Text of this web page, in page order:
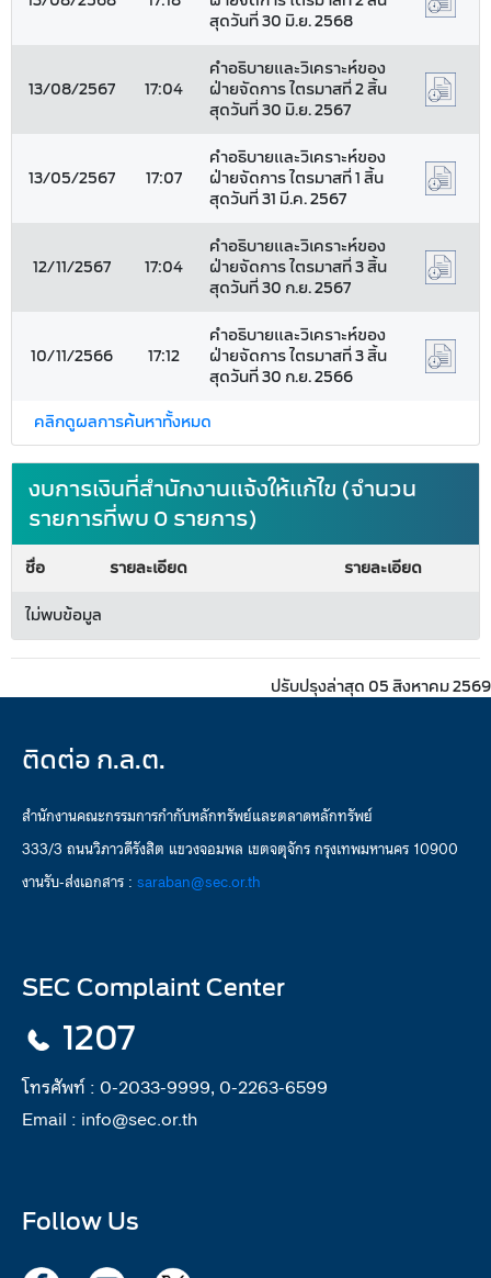
สุดวันที่ 30 มิ.ย. 2568
13/08/2567 17:04
คำอธิบายและวิเคราะห์ของ
ฝ่ายจัดการ ไตรมาสที่ 2 สิ้น
สุดวันที่ 30 มิ.ย. 2567
13/05/2567 17:07
คำอธิบายและวิเคราะห์ของ
ฝ่ายจัดการ ไตรมาสที่ 1 สิ้น
สุดวันที่ 31 มี.ค. 2567
12/11/2567 17:04
คำอธิบายและวิเคราะห์ของ
ฝ่ายจัดการ ไตรมาสที่ 3 สิ้น
สุดวันที่ 30 ก.ย. 2567
10/11/2566 17:12
คำอธิบายและวิเคราะห์ของ
ฝ่ายจัดการ ไตรมาสที่ 3 สิ้น
สุดวันที่ 30 ก.ย. 2566
คลิกดูผลการค้นหาทั้งหมด
งบการเงินที่สำนักงานแจ้งให้แก้ไข (จำนวน
รายการที่พบ 0 รายการ)
ชื่อ รายละเอียด
รายละเอียด
ไม่พบข้อมูล
ปรับปรุงล่าสุด 05 สิงหาคม 2569
ติดต่อ ก.ล.ต.
สำนักงานคณะกรรมการกำกับหลักทรัพย์และตลาดหลักทรัพย์
333/3 ถนนวิภาวดีรังสิต แขวงจอมพล เขตจตุจักร กรุงเทพมหานคร 10900
งานรับ-ส่งเอกสาร : saraban@sec.or.th
SEC Complaint Center
1207
โทรศัพท์ : 0-2033-9999, 0-2263-6599
Email : info@sec.or.th
Follow Us